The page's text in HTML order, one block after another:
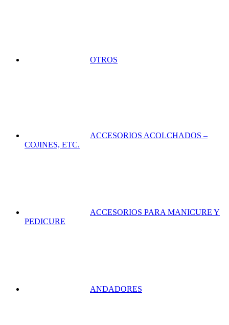
OTROS
ACCESORIOS ACOLCHADOS –
COJINES, ETC.
ACCESORIOS PARA MANICURE Y
PEDICURE
ANDADORES